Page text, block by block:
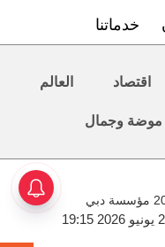
خدماتنا
اقتصاد العالم
موضة وجمال